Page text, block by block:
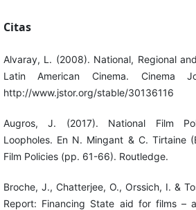
Citas
Alvaray, L. (2008). National, Regional
Latin American Cinema. Cinema
http://www.jstor.org/stable/30136116
Augros, J. (2017). National Film
Loopholes. En N. Mingant & C. Tirtaine
Film Policies (pp. 61-66). Routledge.
Broche, J., Chatterjee, O., Orssich, I. &
Report: Financing State aid for films –